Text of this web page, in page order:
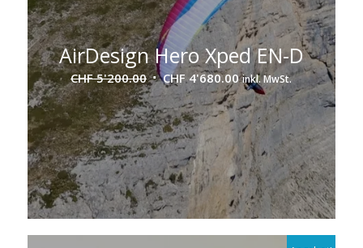
AirDesign Hero Xped EN-D
CHF5'200.00Ursprünglicher
Preis
war:
CHF 5'200.00
CHF 4'680.00Aktueller
Preis
ist:
CHF 4'680.00.
inkl. MwSt.